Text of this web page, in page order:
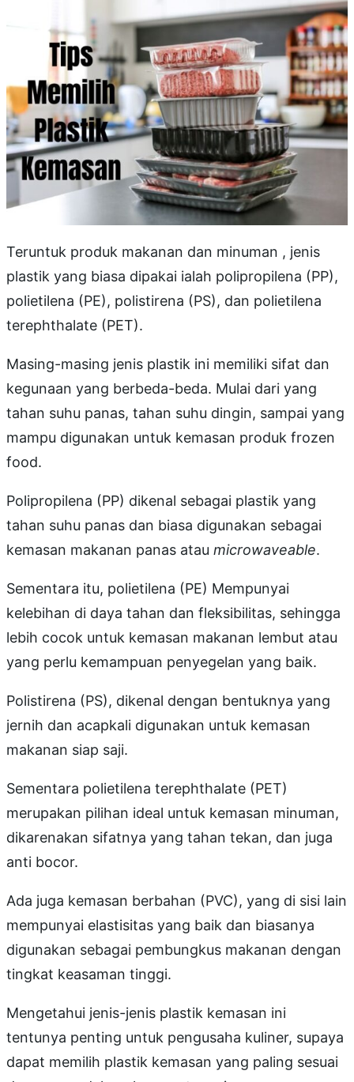
Teruntuk produk makanan dan minuman , jenis
plastik yang biasa dipakai ialah polipropilena (PP),
polietilena (PE), polistirena (PS), dan polietilena
terephthalate (PET).
Masing-masing jenis plastik ini memiliki sifat dan
kegunaan yang berbeda-beda. Mulai dari yang
tahan suhu panas, tahan suhu dingin, sampai yang
mampu digunakan untuk kemasan produk frozen
food.
Polipropilena (PP) dikenal sebagai plastik yang
tahan suhu panas dan biasa digunakan sebagai
kemasan makanan panas atau microwaveable.
Sementara itu, polietilena (PE) Mempunyai
kelebihan di daya tahan dan fleksibilitas, sehingga
lebih cocok untuk kemasan makanan lembut atau
yang perlu kemampuan penyegelan yang baik.
Polistirena (PS), dikenal dengan bentuknya yang
jernih dan acapkali digunakan untuk kemasan
makanan siap saji.
Sementara polietilena terephthalate (PET)
merupakan pilihan ideal untuk kemasan minuman,
dikarenakan sifatnya yang tahan tekan, dan juga
anti bocor.
Ada juga kemasan berbahan (PVC), yang di sisi lain
mempunyai elastisitas yang baik dan biasanya
digunakan sebagai pembungkus makanan dengan
tingkat keasaman tinggi.
Mengetahui jenis-jenis plastik kemasan ini
tentunya penting untuk pengusaha kuliner, supaya
dapat memilih plastik kemasan yang paling sesuai